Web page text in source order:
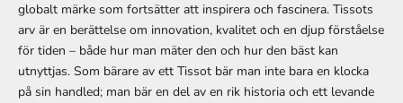
globalt märke som fortsätter att inspirera och fascinera. Tissots
arv är en berättelse om innovation, kvalitet och en djup förståelse
för tiden – både hur man mäter den och hur den bäst kan
utnyttjas. Som bärare av ett Tissot bär man inte bara en klocka
på sin handled; man bär en del av en rik historia och ett levande